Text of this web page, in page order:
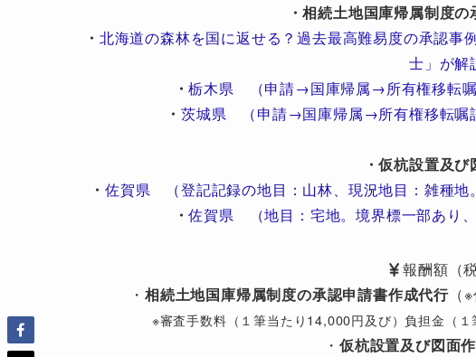
・相続土地国庫帰属制度
・ 北海道の森林を国に返せる？過去最高難易度の承認
士」が解
・栃木県 （申請→国庫帰属→所有権移転嘱
・ 茨城県 （申請→国庫帰属→所有権移転嘱
・仮杭設置及
・ 佐賀県 （登記記録の地目：山林、現況地目：雑種地
・佐賀県 （地目：宅地。境界標一部あり、
報酬額（税
・相続土地国庫帰属制度の承認申請書作成代行
※審査手数料（１筆当たり14,000円及び）負担金（１
・ 仮杭設置及び図面